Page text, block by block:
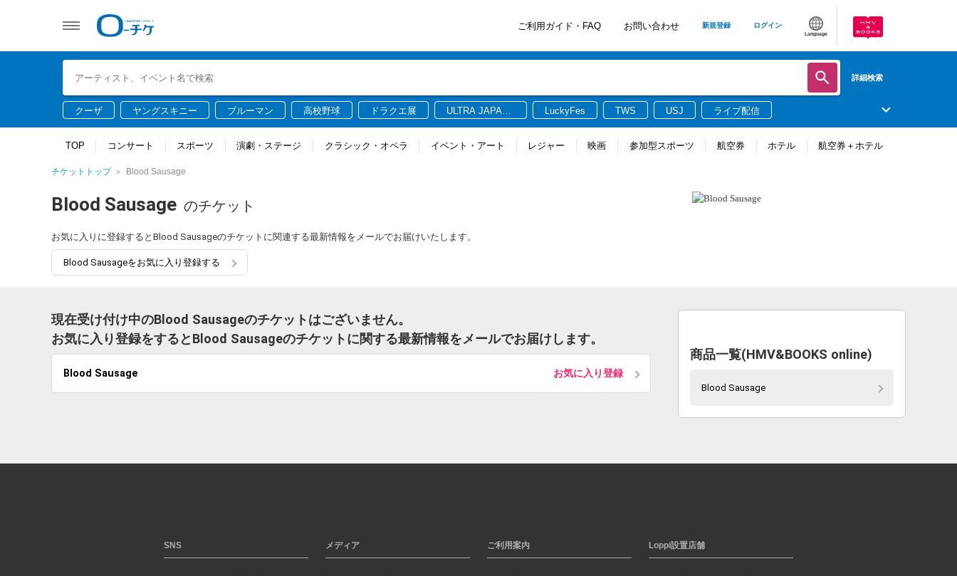
ご利用ガイド・FAQ お問い合わせ 新規登録 ログイン
Language
詳細検索
クーザ ヤングスキニー ブルーマン 高校野球 ドラクエ展
ULTRA JAPAN
LuckyFes TWS USJ ライブ配信
TOP コンサート スポーツ 演劇・ステージ クラシック・オペラ イベント・アート レジャー 映画 参加型スポーツ 航空券 ホテル 航空券＋ホテル
チケットトップ Blood Sausage
Blood Sausage のチケット
お気に入りに登録するとBlood Sausageのチケットに関連する最新情報をメールでお届けいたします。
Blood Sausageをお気に入り登録する
現在受け付け中のBlood Sausageのチケットはございません。
お気に入り登録をするとBlood Sausageのチケットに関する最新情報をメールでお届けします。
Blood Sausage お気に入り登録
商品一覧(HMV&BOOKS online)
Blood Sausage
SNS メディア ご利用案内 Loppi設置店舗